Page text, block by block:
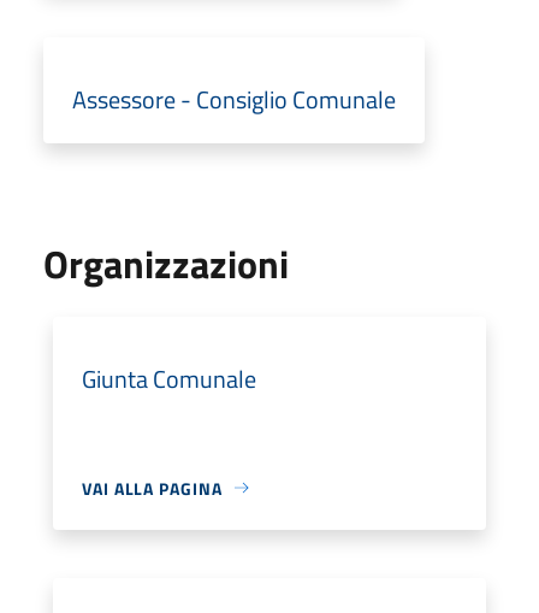
Assessore - Consiglio Comunale
Organizzazioni
Giunta Comunale
VAI ALLA PAGINA